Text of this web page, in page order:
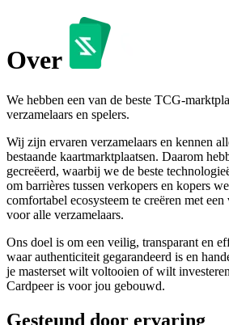
Over
We hebben een van de beste TCG-
verzamelaars en spelers.
Wij zijn ervaren verzamelaars en kennen
bestaande kaartmarktplaatsen. Daarom
gecreëerd, waarbij we de beste
om barrières tussen verkopers en kopers
comfortabel ecosysteem te creëren met
voor alle verzamelaars.
Ons doel is om een veilig, transparant en
waar authenticiteit gegarandeerd is en
je masterset wilt voltooien of wilt
Cardpeer is voor jou gebouwd.
Gesteund door ervaring